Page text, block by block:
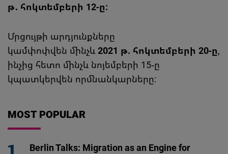
թ․ հոկտեմբերի 12-ը:
Մրցույթի արդյունքները
կամփոփվեն մինչև2021 թ. հոկտեմբերի 20-ը,
ինչից հետո մինչև նոյեմբերի 15-ը
կպատկերվեն որմնանկարները:
MOST POPULAR
Berlin Talks: Migration as an Engine for